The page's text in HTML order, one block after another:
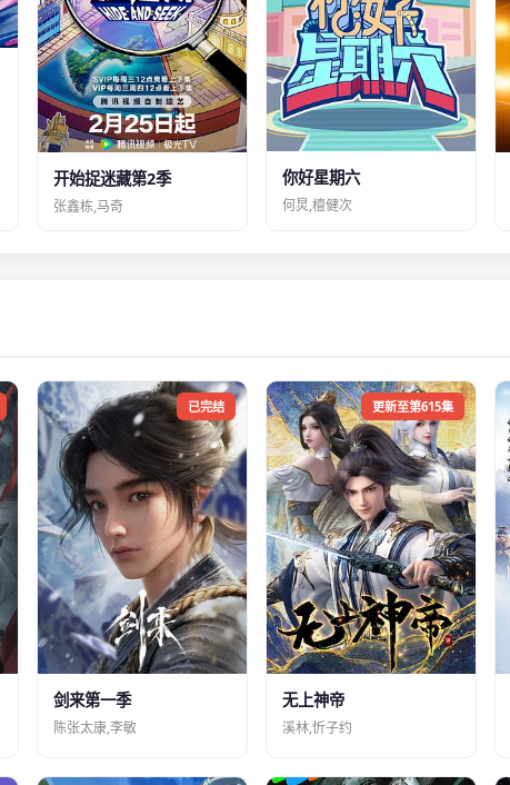
开始捉迷藏第2季
张鑫栋,马奇
你好星期六
何炅,檀健次
已完结
剑来第一季
陈张太康,李敏
更新至第615集
无上神帝
溪林,忻子约